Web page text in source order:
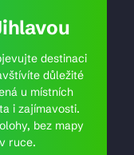
destinaci
důležité
u místních
i zajímavosti.
bez mapy
ruce.